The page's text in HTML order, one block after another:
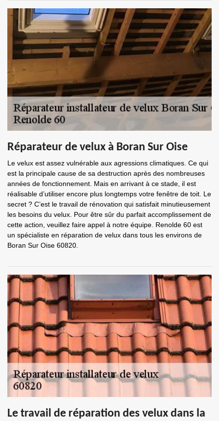
Réparateur de velux à Boran Sur Oise
Le velux est assez vulnérable aux agressions climatiques. Ce qui
est la principale cause de sa destruction après des nombreuses
années de fonctionnement. Mais en arrivant à ce stade, il est
réalisable d’utiliser encore plus longtemps votre fenêtre de toit. Le
secret ? C’est le travail de rénovation qui satisfait minutieusement
les besoins du velux. Pour être sûr du parfait accomplissement de
cette action, veuillez faire appel à notre équipe. Renolde 60 est
un spécialiste en réparation de velux dans tous les environs de
Boran Sur Oise 60820.
Le travail de réparation des velux dans la